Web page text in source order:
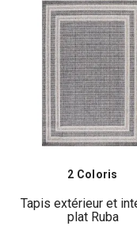
2 Coloris
Tapis extérieur et
plat Ruba